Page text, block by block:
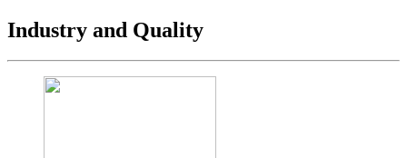
Industry and Quality